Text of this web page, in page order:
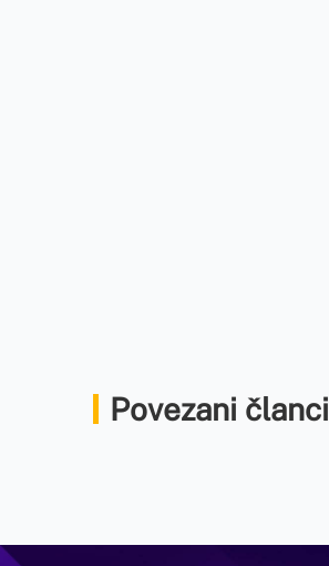
Povezani članci